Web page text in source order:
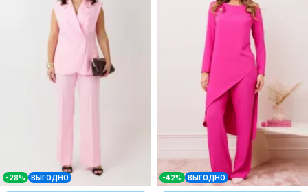
-28% ВЫГОДНО -42% ВЫГОДНО